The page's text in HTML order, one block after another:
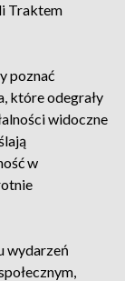
Traktem
poznać
które odegrały
widoczne
w
wydarzeń